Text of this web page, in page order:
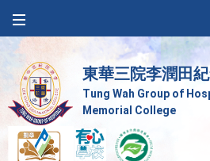
東華三院李潤田
Tung Wah Group of
Memorial College